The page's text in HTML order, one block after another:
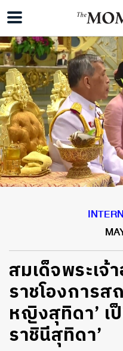
สมเด็จพระเจ้
ราชโองการส
หญิงสุทิดา’ เ
ราชินีสุทิดา’